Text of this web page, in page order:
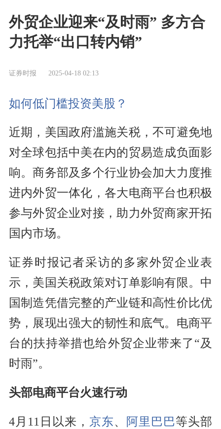
外贸企业迎来“及时雨” 多方合
力托举“出口转内销”
证券时报 2025-04-18 02:13
如何低门槛投资美股？
近期，美国政府滥施关税，不可避免地
对全球包括中美在内的贸易造成负面影
响。商务部及多个行业协会加大力度推
进内外贸一体化，各大电商平台也积极
参与外贸企业对接，助力外贸商家开拓
国内市场。
证券时报记者采访的多家外贸企业表
示，美国关税政策对订单影响有限。中
国制造凭借完整的产业链和高性价比优
势，展现出强大的韧性和底气。电商平
台的扶持举措也给外贸企业带来了“及
时雨”。
头部电商平台火速行动
4月11日以来， 京东、 阿里巴巴等头部